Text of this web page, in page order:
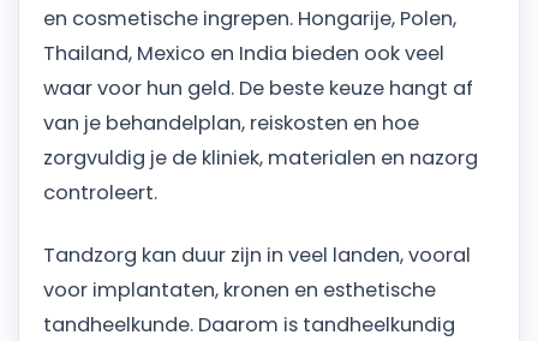
en cosmetische ingrepen. Hongarije, Polen,
Thailand, Mexico en India bieden ook veel
waar voor hun geld. De beste keuze hangt af
van je behandelplan, reiskosten en hoe
zorgvuldig je de kliniek, materialen en nazorg
controleert.
Tandzorg kan duur zijn in veel landen, vooral
voor implantaten, kronen en esthetische
tandheelkunde. Daarom is tandheelkundig